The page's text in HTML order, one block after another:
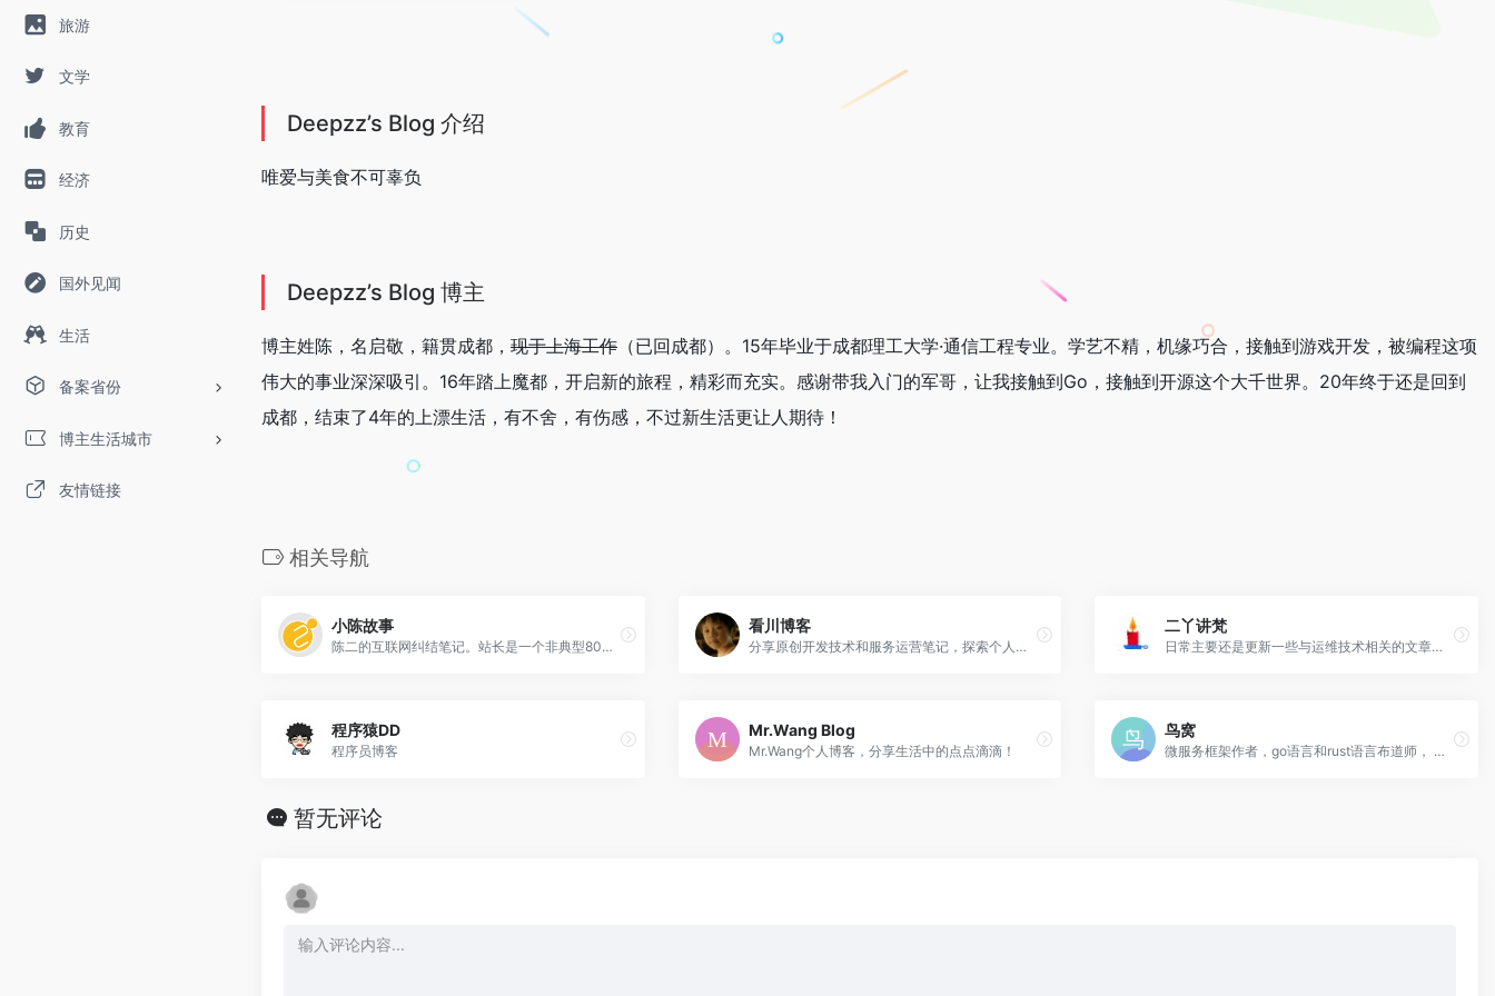
旅游
文学
教育
经济
历史
国外见闻
生活
备案省份
博主生活城市
友情链接
Deepzz’s Blog 介绍
唯爱与美食不可辜负
Deepzz’s Blog 博主
博主姓陈，名启敬，籍贯成都， 现于上海工作 （已回成都）。15年毕业于成都理工大学·通信工程专业。学艺不精，机缘巧合，接触到游戏开发，被编程这项
伟大的事业深深吸引。16年踏上魔都，开启新的旅程，精彩而充实。感谢带我入门的军哥，让我接触到Go，接触到开源这个大千世界。20年终于还是回到
成都，结束了4年的上漂生活，有不舍，有伤感，不过新生活更让人期待！
相关导航
小陈故事
陈二的互联网纠结笔记。站长是一个非典型80后油腻男，网络、生活、我的主张。这个是小站的主题，也是小站的主要内容。
看川博客
分享原创开发技术和服务运营笔记，探索个人开发者成长之道。
二丫讲梵
日常主要还是更新一些与运维技术相关的文章，其他的没什么说的，保证所发是所用，绝对不会无脑复制，希望来到此小站的朋友，能够真正受益。
程序猿DD
程序员博客
Mr.Wang Blog
Mr.Wang个人博客，分享生活中的点点滴滴！
鸟窝
微服务框架作者，go语言和rust语言布道师， 百度 Go CMC 委员会主席。
暂无评论